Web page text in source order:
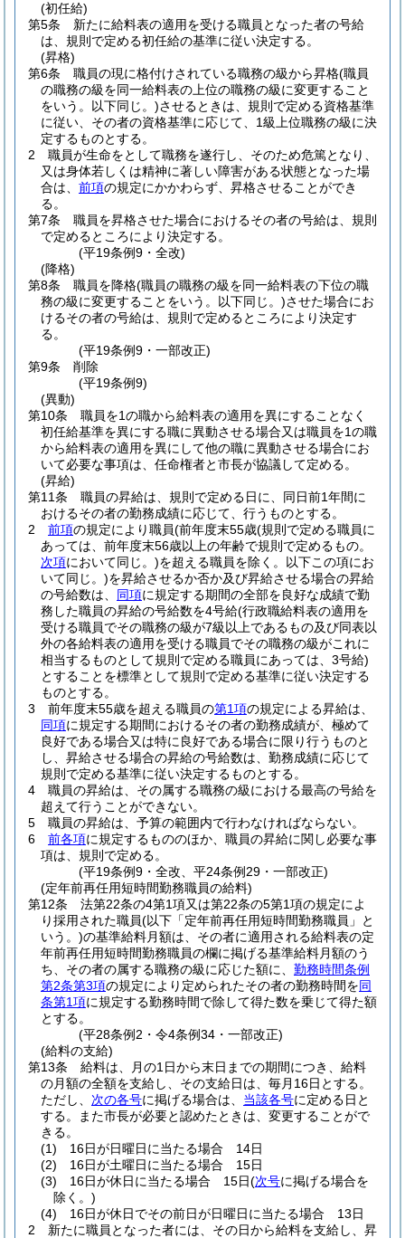
(初任給)
第5条
新たに給料表の適用を受ける職員となった者の号給
は、規則で定める初任給の基準に従い決定する。
(昇格)
第6条
職員の現に格付けされている職務の級から昇格(職員
の職務の級を同一給料表の上位の職務の級に変更すること
をいう。以下同じ。)させるときは、規則で定める資格基準
に従い、その者の資格基準に応じて、1級上位職務の級に決
定するものとする。
2
職員が生命をとして職務を遂行し、そのため危篤となり、
又は身体若しくは精神に著しい障害がある状態となった場
合は、 前項の規定にかかわらず、昇格させることができ
る。
第7条
職員を昇格させた場合におけるその者の号給は、規則
で定めるところにより決定する。
(平19条例9・全改)
(降格)
第8条
職員を降格(職員の職務の級を同一給料表の下位の職
務の級に変更することをいう。以下同じ。)させた場合にお
けるその者の号給は、規則で定めるところにより決定す
る。
(平19条例9・一部改正)
第9条
削除
(平19条例9)
(異動)
第10条
職員を1の職から給料表の適用を異にすることなく
初任給基準を異にする職に異動させる場合又は職員を1の職
から給料表の適用を異にして他の職に異動させる場合にお
いて必要な事項は、任命権者と市長が協議して定める。
(昇給)
第11条
職員の昇給は、規則で定める日に、同日前1年間に
おけるその者の勤務成績に応じて、行うものとする。
2
前項の規定により職員(前年度末55歳(規則で定める職員に
あっては、前年度末56歳以上の年齢で規則で定めるもの。
次項において同じ。)を超える職員を除く。以下この項にお
いて同じ。)を昇給させるか否か及び昇給させる場合の昇給
の号給数は、 同項に規定する期間の全部を良好な成績で勤
務した職員の昇給の号給数を4号給(行政職給料表の適用を
受ける職員でその職務の級が7級以上であるもの及び同表以
外の各給料表の適用を受ける職員でその職務の級がこれに
相当するものとして規則で定める職員にあっては、3号給)
とすることを標準として規則で定める基準に従い決定する
ものとする。
3
前年度末55歳を超える職員の第1項の規定による昇給は、
同項に規定する期間におけるその者の勤務成績が、極めて
良好である場合又は特に良好である場合に限り行うものと
し、昇給させる場合の昇給の号給数は、勤務成績に応じて
規則で定める基準に従い決定するものとする。
4
職員の昇給は、その属する職務の級における最高の号給を
超えて行うことができない。
5
職員の昇給は、予算の範囲内で行わなければならない。
6
前各項に規定するもののほか、職員の昇給に関し必要な事
項は、規則で定める。
(平19条例9・全改、平24条例29・一部改正)
(定年前再任用短時間勤務職員の給料)
第12条
法第22条の4第1項又は第22条の5第1項の規定によ
り採用された職員(以下「定年前再任用短時間勤務職員」と
いう。)の基準給料月額は、その者に適用される給料表の定
年前再任用短時間勤務職員の欄に掲げる基準給料月額のう
ち、その者の属する職務の級に応じた額に、 勤務時間条例
第2条第3項の規定により定められたその者の勤務時間を同
条第1項に規定する勤務時間で除して得た数を乗じて得た額
とする。
(平28条例2・令4条例34・一部改正)
(給料の支給)
第13条
給料は、月の1日から末日までの期間につき、給料
の月額の全額を支給し、その支給日は、毎月16日とする。
ただし、 次の各号に掲げる場合は、 当該各号に定める日と
する。
また市長が必要と認めたときは、変更することがで
きる。
(1)
16日が日曜日に当たる場合 14日
(2)
16日が土曜日に当たる場合 15日
(3)
16日が休日に当たる場合 15日(次号に掲げる場合を
除く。)
(4)
16日が休日でその前日が日曜日に当たる場合 13日
2
新たに職員となった者には、その日から給料を支給し、昇